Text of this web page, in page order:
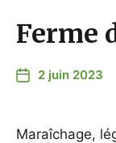
Ferme
2 juin 2023
Maraîchage,